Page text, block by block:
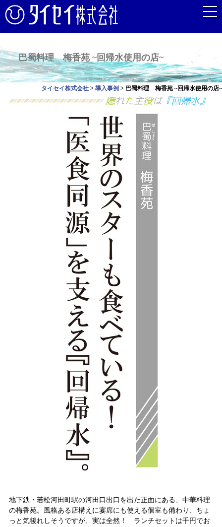
巴蜀料理 梅香苑 ~回帰水使用の店~
タイセイ株式会社 > 導入事例 > 巴蜀料理 梅香苑 ~回帰水使用の店~
地下鉄・若松河田町駅の河田口出口を出た正面にある、中華料理
の梅香苑。風格ある店構えに宴席にも使える個室も備わり、ちょ
っと気後れしそうですが、実は全然！ ランチセットは千円でお